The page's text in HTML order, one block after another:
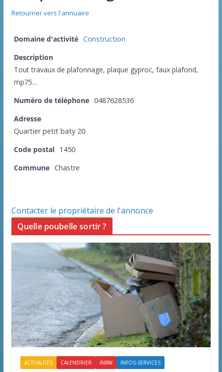
Retourner vers l'annuaire
Domaine d'activité Construction
Description
Tout travaux de plafonnage, plaque gyproc, faux plafond,
mp75...
Numéro de téléphone 0487628536
Adresse
Quartier petit baty 20
Code postal 1450
Commune Chastre
Contacter le propriétaire de l'annonce
Quelle poubelle sortir ?
ACTUALITÉS CALENDRIER INBW INFOS-SERVICES